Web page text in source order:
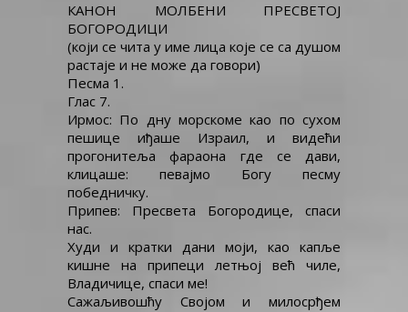
БОГОРОДИЦИ
КАНОН МОЛБЕНИ ПРЕСВЕТОЈ
БОГОРОДИЦИ
(који се чита у име лица које се са душом
растаје и не може да говори)
Песма 1.
Глас 7.
Ирмос: По дну морскоме као по сухом
пешице иђаше Израил, и видећи
прогонитеља фараона где се дави,
клицаше: певајмо Богу песму
победничку.
Припев: Пресвета Богородице, спаси
нас.
Худи и кратки дани моји, као капље
кишне на припеци летњој већ чиле,
Владичице, спаси ме!
Сажаљивошћу Својом и милосрђем